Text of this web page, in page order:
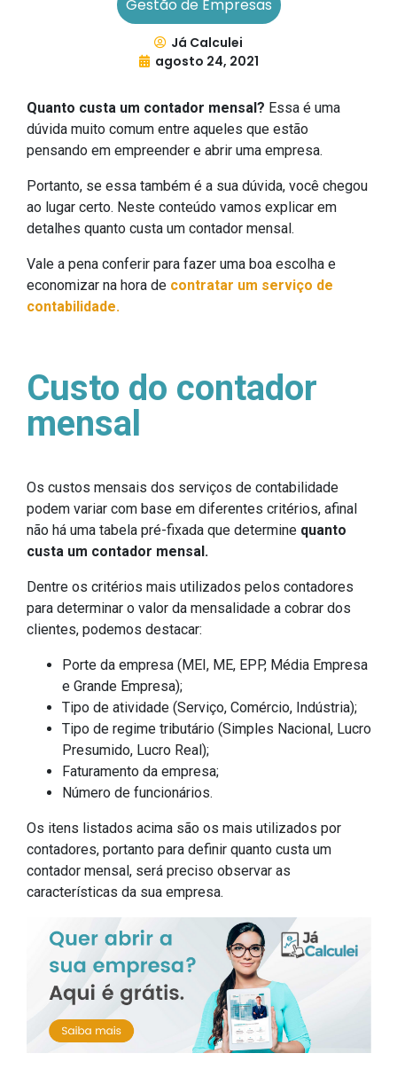
Gestão de Empresas
Já Calculei
agosto 24, 2021
Quanto custa um contador mensal? Essa é uma
dúvida muito comum entre aqueles que estão
pensando em empreender e abrir uma empresa.
Portanto, se essa também é a sua dúvida, você chegou
ao lugar certo. Neste conteúdo vamos explicar em
detalhes quanto custa um contador mensal.
Vale a pena conferir para fazer uma boa escolha e
economizar na hora de contratar um serviço de
contabilidade.
Custo do contador
mensal
Os custos mensais dos serviços de contabilidade
podem variar com base em diferentes critérios, afinal
não há uma tabela pré-fixada que determine quanto
custa um contador mensal.
Dentre os critérios mais utilizados pelos contadores
para determinar o valor da mensalidade a cobrar dos
clientes, podemos destacar:
Porte da empresa (MEI, ME, EPP, Média Empresa
e Grande Empresa);
Tipo de atividade (Serviço, Comércio, Indústria);
Tipo de regime tributário (Simples Nacional, Lucro
Presumido, Lucro Real);
Faturamento da empresa;
Número de funcionários.
Os itens listados acima são os mais utilizados por
contadores, portanto para definir quanto custa um
contador mensal, será preciso observar as
características da sua empresa.